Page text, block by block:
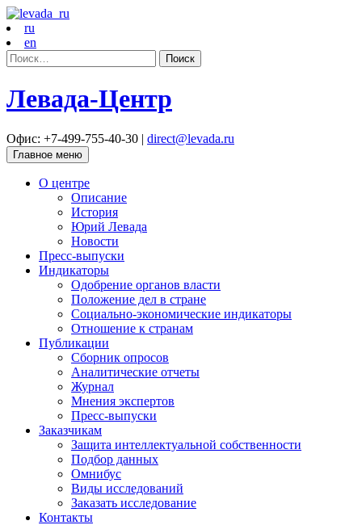
ru
en
Найти:
Левада-Центр
Офис: +7-499-755-40-30 | direct@levada.ru
Главное меню
О центре
Описание
История
Юрий Левада
Новости
Пресс-выпуски
Индикаторы
Одобрение органов власти
Положение дел в стране
Социально-экономические индикаторы
Отношение к странам
Публикации
Сборник опросов
Аналитические отчеты
Журнал
Мнения экспертов
Пресс-выпуски
Заказчикам
Защита интеллектуальной собственности
Подбор данных
Омнибус
Виды исследований
Заказать исследование
Контакты